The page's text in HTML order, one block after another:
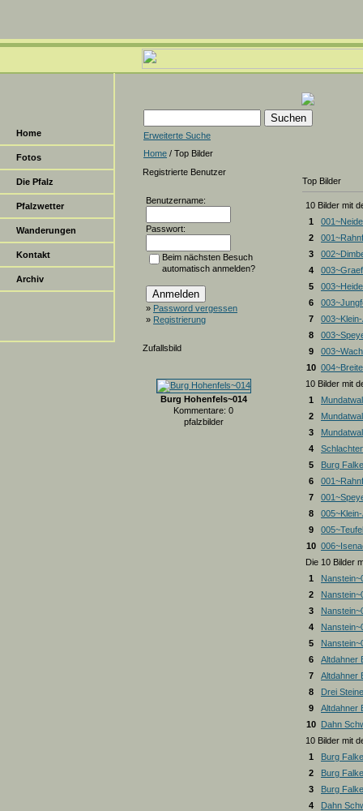
Home
Fotos
Die Pfalz
Pfalzwetter
Wanderungen
Kontakt
Archiv
Erweiterte Suche
Home / Top Bilder
Registrierte Benutzer
Benutzername:
Passwort:
Beim nächsten Besuch
automatisch anmelden?
» Password vergessen
» Registrierung
Zufallsbild
Burg Hohenfels~014
Kommentare: 0
pfalzbilder
Top Bilder
10 Bilder mit
1
2
3
4
5
6
7
8
9
10
10 Bilder mit
1
2
3
4
5
Burg
6
7
8
9
10
Die 10 Bilder
1
2
3
4
5
6
Altdahner
7
Altdahner
8
Drei
9
Altdahner
10
Dahn
10 Bilder mit
1
Burg
2
Burg
3
Burg
4
Dahn